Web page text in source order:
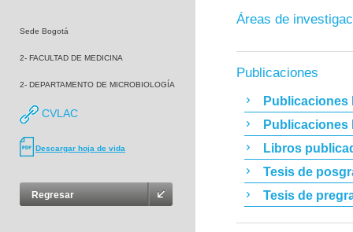
Sede Bogotá
2- FACULTAD DE MEDICINA
2- DEPARTAMENTO DE MICROBIOLOGÍA
CVLAC
Descargar hoja de vida
Regresar
Áreas de
Publicaciones
Publicaciones
Publicaciones
Libros
Tesis de
Tesis de